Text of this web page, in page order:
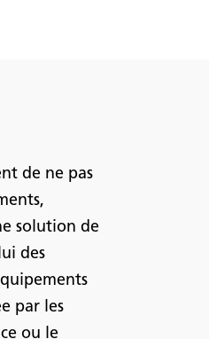
de ne pas
solution de
des
par les
ou le